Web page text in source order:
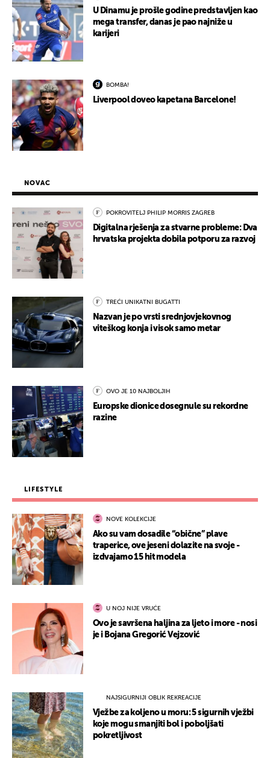
U Dinamu je prošle godine predstavljen kao
mega transfer, danas je pao najniže u
karijeri
BOMBA!
Liverpool doveo kapetana Barcelone!
NOVAC
POKROVITELJ PHILIP MORRIS ZAGREB
Digitalna rješenja za stvarne probleme: Dva
hrvatska projekta dobila potporu za razvoj
TREĆI UNIKATNI BUGATTI
Nazvan je po vrsti srednjovjekovnog
viteškog konja i visok samo metar
OVO JE 10 NAJBOLJIH
Europske dionice dosegnule su rekordne
razine
LIFESTYLE
NOVE KOLEKCIJE
Ako su vam dosadile “obične” plave
traperice, ove jeseni dolazite na svoje -
izdvajamo 15 hit modela
U NOJ NIJE VRUĆE
Ovo je savršena haljina za ljeto i more - nosi
je i Bojana Gregorić Vejzović
NAJSIGURNIJI OBLIK REKREACIJE
Vježbe za koljeno u moru: 5 sigurnih vježbi
koje mogu smanjiti bol i poboljšati
pokretljivost